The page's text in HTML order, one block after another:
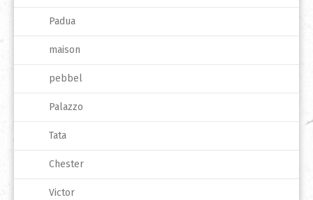
Padua
maison
pebbel
Palazzo
Tata
Chester
Victor